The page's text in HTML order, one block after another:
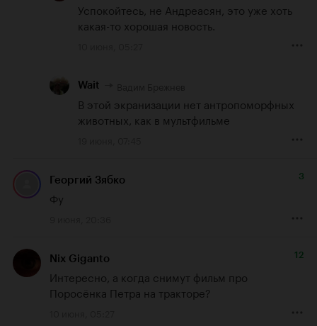
Успокойтесь, не Андреасян, это уже хоть
какая-то хорошая новость.
Wait
В этой экранизации нет антропоморфных
животных, как в мультфильме
Георгий Зябко 3
Фу
Nix Giganto 12
Интересно, а когда снимут фильм про
Поросёнка Петра на тракторе?